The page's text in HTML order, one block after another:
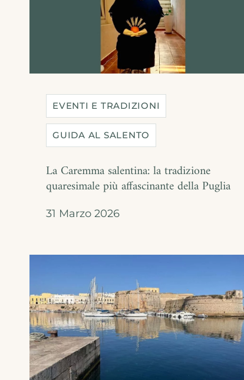
EVENTI E TRADIZIONI
GUIDA AL SALENTO
La Caremma salentina: la tradizione
quaresimale più affascinante della Puglia
31 Marzo 2026